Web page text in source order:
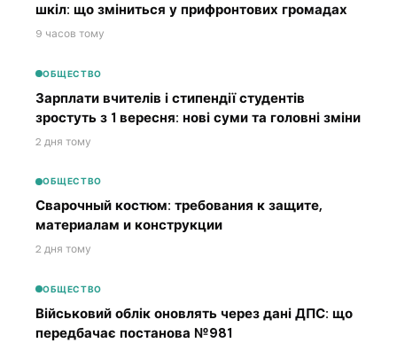
шкіл: що зміниться у прифронтових громадах
9 часов тому
ОБЩЕСТВО
Зарплати вчителів і стипендії студентів
зростуть з 1 вересня: нові суми та головні зміни
2 дня тому
ОБЩЕСТВО
Сварочный костюм: требования к защите,
материалам и конструкции
2 дня тому
ОБЩЕСТВО
Військовий облік оновлять через дані ДПС: що
передбачає постанова №981